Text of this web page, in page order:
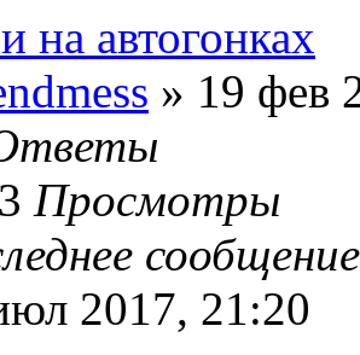
на автогонках
» 19 фев
Просмотры
2017, 21:20